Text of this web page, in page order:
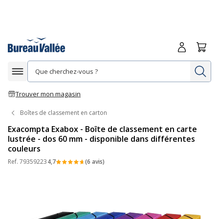
Afficher la navigation
Trouver mon magasin
Me
Boîtes de classement en carton
Exacompta Exabox - Boîte de classement en carte
lustrée - dos 60 mm - disponible dans différentes
couleurs
Ref. 793592234,7 (6 avis)